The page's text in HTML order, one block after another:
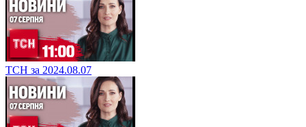
ТСН за 2024.08.07